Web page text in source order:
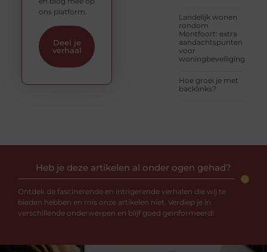
Landelijk wonen
rondom
Montfoort: extra
aandachtspunten
voor
woningbeveiliging
Hoe groei je met
backlinks?
ons platform.
Deel je
verhaal
Heb je deze artikelen al onder ogen gehad?
Ontdek de fascinerende en intrigerende verhalen die wij te
bieden hebben en mis onze artikelen niet. Verdiep je in
verschillende onderwerpen en blijf goed geïnformeerd!